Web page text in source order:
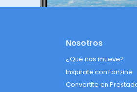
Nosotros
¿Qué nos mueve?
Inspirate con Fanzine
Convertite en